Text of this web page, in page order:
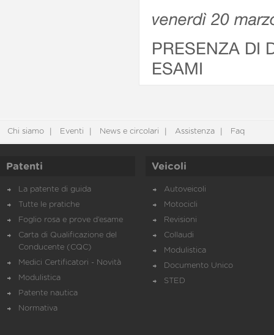
venerdì 20
PRESENZA DI
ESAMI
Chi siamo Eventi News e circolari Assistenza Faq
Patenti
La patente di guida
Tutte le pratiche
Foglio rosa e prove d’esame
Carta di Qualificazione del
Conducente (CQC)
Medici Certificatori - Novità
Modulistica
Patente nautica
Normativa
Veicoli
Autoveicoli
Motocicli
Revisioni
Collaudi
Modulistica
Documento Unico
STED